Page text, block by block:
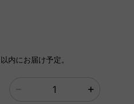
内にお届け予定。